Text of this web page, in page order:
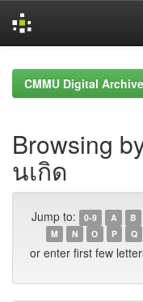
navigationCMMU Digital Archive
Browsing
นเกิด
Jump to: 0-9 A B
M
N O P Q
or enter first few